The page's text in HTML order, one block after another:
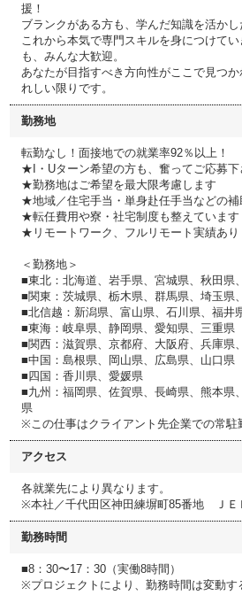
援！
ブランクがある方も、学んだ知識を活かし
これから本気で専門スキルを身につけて
も、みんな大歓迎。
あなたが目指すべき方向性がここで見つ
れしい限りです。
勤務地
転勤なし！面接地での就業率92％以上！
★I・Uターン希望の方も、奮ってご応募下
★勤務地はご希望を最大限考慮します
★地域／住宅手当・単身赴任手当などの補
★転任費用や寮・社宅制度も整えています
★リモートワーク、フルリモート実績あり
＜勤務地＞
■東北：北海道、岩手県、宮城県、秋田県
■関東：茨城県、栃木県、群馬県、埼玉県
■北信越：新潟県、富山県、石川県、福井
■東海：岐阜県、静岡県、愛知県、三重県
■関西：滋賀県、京都府、大阪府、兵庫県
■中国：島根県、岡山県、広島県、山口県
■四国：香川県、愛媛県
■九州：福岡県、佐賀県、長崎県、熊本県
県
※この仕事はクライアント先企業での常駐
アクセス
各就業先により異なります。
※本社／千代田区神田練塀町85番地 ＪＥ
勤務時間
■8：30〜17：30（実働8時間）
※プロジェクトにより、勤務時間は変動す